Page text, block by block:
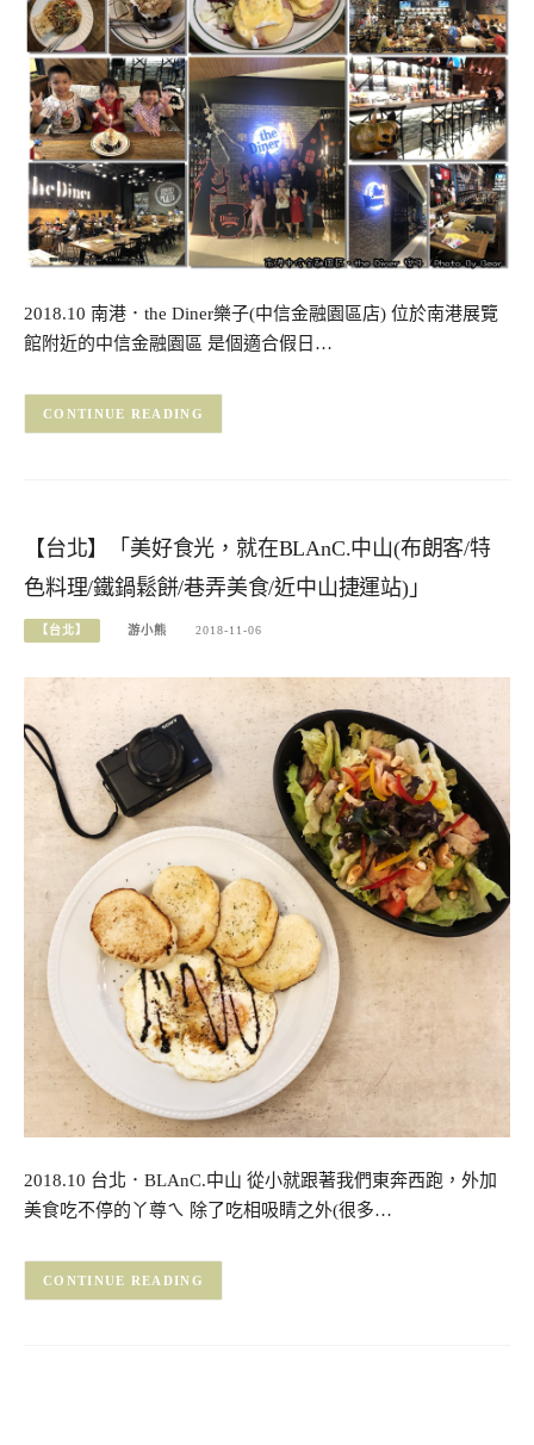
2018.10 南港．the Diner樂子(中信金融園區店) 位於南港展覽
館附近的中信金融園區 是個適合假日…
CONTINUE READING
【台北】「美好食光，就在BLAnC.中山(布朗客/特
色料理/鐵鍋鬆餅/巷弄美食/近中山捷運站)」
【台北】 游小熊 2018-11-06
2018.10 台北．BLAnC.中山 從小就跟著我們東奔西跑，外加
美食吃不停的丫尊ㄟ 除了吃相吸睛之外(很多…
CONTINUE READING